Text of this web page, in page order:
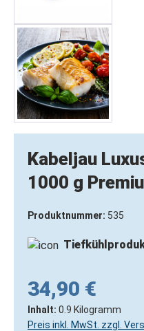
Kabeljau
1000 g
Produktnummer: 535
34,90 €
Inhalt: 0.9 Kilogramm
Preis inkl. MwSt. zzgl.